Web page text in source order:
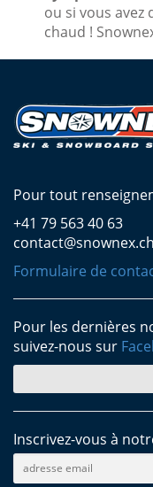
ou si vous avez
chaud !
Pour tout
+41 79 563 40 63
contact@snownex.ch
Formulaire de
Pour les dernières
suivez-nous sur
Inscrivez-vous à